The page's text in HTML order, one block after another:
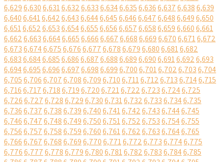
6,6296,6306,6316,6326,6336,6346,6356,6366,6376,6386,639
6,6406,6416,6426,6436,6446,6456,6466,6476,6486,6496,650
6,6516,6526,6536,6546,6556,6566,6576,6586,6596,6606,661
6,6626,6636,6646,6656,6666,6676,6686,6696,6706,6716,672
6,6736,6746,6756,6766,6776,6786,6796,6806,6816,682
6,6836,6846,6856,6866,6876,6886,6896,6906,6916,6926,693
6,6946,6956,6966,6976,6986,6996,7006,7016,7026,7036,704
6,7056,7066,7076,7086,7096,7106,7116,7126,7136,7146,715
6,7166,7176,7186,7196,7206,7216,7226,7236,7246,725
6,7266,7276,7286,7296,7306,7316,7326,7336,7346,735
6,7366,7376,7386,7396,7406,7416,7426,7436,7446,745
6,7466,7476,7486,7496,7506,7516,7526,7536,7546,755
6,7566,7576,7586,7596,7606,7616,7626,7636,7646,765
6,7666,7676,7686,7696,7706,7716,7726,7736,7746,775
6,7766,7776,7786,7796,7806,7816,7826,7836,7846,785